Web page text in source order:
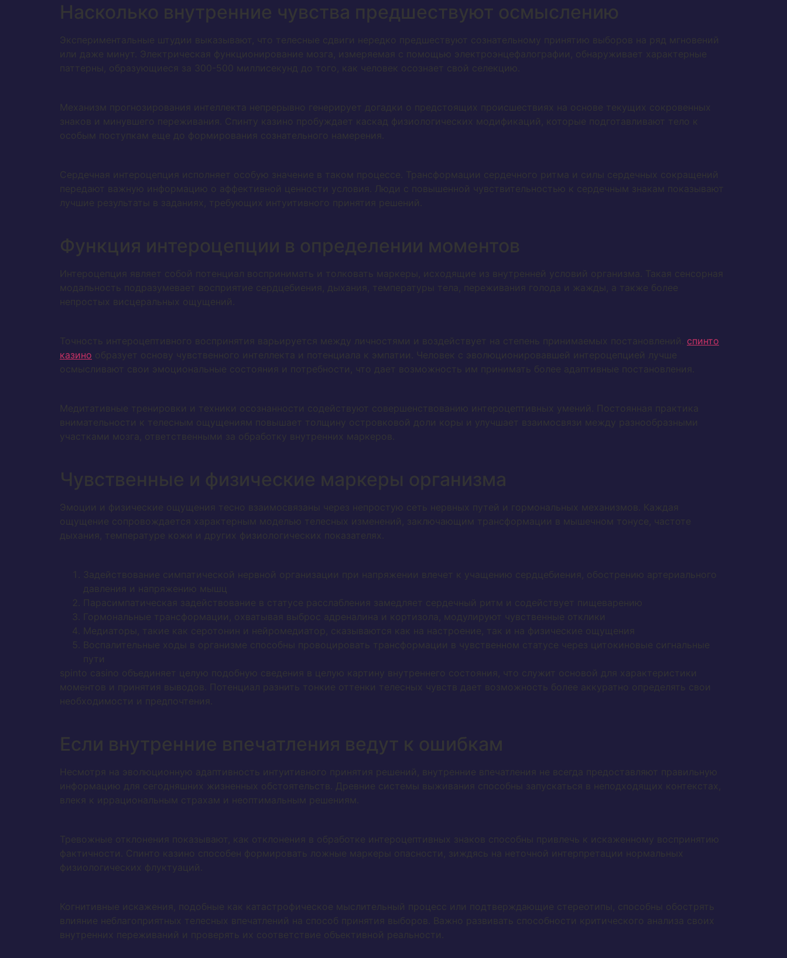
Насколько внутренние чувства предшествуют осмыслению
Экспериментальные штудии выказывают, что телесные сдвиги нередко предшествуют сознательному принятию выборов на ряд мгновений
или даже минут. Электрическая функционирование мозга, измеряемая с помощью электроэнцефалографии, обнаруживает характерные
паттерны, образующиеся за 300-500 миллисекунд до того, как человек осознает свой селекцию.
Механизм прогнозирования интеллекта непрерывно генерирует догадки о предстоящих происшествиях на основе текущих сокровенных
знаков и минувшего переживания. Спинту казино пробуждает каскад физиологических модификаций, которые подготавливают тело к
особым поступкам еще до формирования сознательного намерения.
Сердечная интероцепция исполняет особую значение в таком процессе. Трансформации сердечного ритма и силы сердечных сокращений
передают важную информацию о аффективной ценности условия. Люди с повышенной чувствительностью к сердечным знакам показывают
лучшие результаты в заданиях, требующих интуитивного принятия решений.
Функция интероцепции в определении моментов
Интероцепция являет собой потенциал воспринимать и толковать маркеры, исходящие из внутренней условий организма. Такая сенсорная
модальность подразумевает восприятие сердцебиения, дыхания, температуры тела, переживания голода и жажды, а также более
непростых висцеральных ощущений.
Точность интероцептивного воспринятия варьируется между личностями и воздействует на степень принимаемых постановлений. спинто
казино образует основу чувственного интеллекта и потенциала к эмпатии. Человек с эволюционировавшей интероцепцией лучше
осмысливают свои эмоциональные состояния и потребности, что дает возможность им принимать более адаптивные постановления.
Медитативные тренировки и техники осознанности содействуют совершенствованию интероцептивных умений. Постоянная практика
внимательности к телесным ощущениям повышает толщину островковой доли коры и улучшает взаимосвязи между разнообразными
участками мозга, ответственными за обработку внутренних маркеров.
Чувственные и физические маркеры организма
Эмоции и физические ощущения тесно взаимосвязаны через непростую сеть нервных путей и гормональных механизмов. Каждая
ощущение сопровождается характерным моделью телесных изменений, заключающим трансформации в мышечном тонусе, частоте
дыхания, температуре кожи и других физиологических показателях.
Задействование симпатической нервной организации при напряжении влечет к учащению сердцебиения, обострению артериального
давления и напряжению мышц
Парасимпатическая задействование в статусе расслабления замедляет сердечный ритм и содействует пищеварению
Гормональные трансформации, охватывая выброс адреналина и кортизола, модулируют чувственные отклики
Медиаторы, такие как серотонин и нейромедиатор, сказываются как на настроение, так и на физические ощущения
Воспалительные ходы в организме способны провоцировать трансформации в чувственном статусе через цитокиновые сигнальные
пути
spinto casino объединяет целую подобную сведения в целую картину внутреннего состояния, что служит основой для характеристики
моментов и принятия выводов. Потенциал разнить тонкие оттенки телесных чувств дает возможность более аккуратно определять свои
необходимости и предпочтения.
Если внутренние впечатления ведут к ошибкам
Несмотря на эволюционную адаптивность интуитивного принятия решений, внутренние впечатления не всегда предоставляют правильную
информацию для сегодняшних жизненных обстоятельств. Древние системы выживания способны запускаться в неподходящих контекстах,
влекя к иррациональным страхам и неоптимальным решениям.
Тревожные отклонения показывают, как отклонения в обработке интероцептивных знаков способны привлечь к искаженному воспринятию
фактичности. Спинто казино способен формировать ложные маркеры опасности, зиждясь на неточной интерпретации нормальных
физиологических флуктуаций.
Когнитивные искажения, подобные как катастрофическое мыслительный процесс или подтверждающие стереотипы, способны обострять
влияние неблагоприятных телесных впечатлений на способ принятия выборов. Важно развивать способности критического анализа своих
внутренних переживаний и проверять их соответствие объективной реальности.